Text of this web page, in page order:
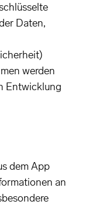
Daten,
werden
Entwicklung
dem App
an